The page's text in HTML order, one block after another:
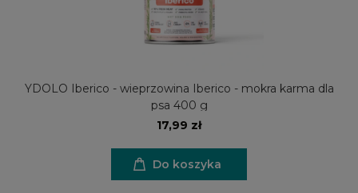
YDOLO Iberico - wieprzowina Iberico - mokra karma dla
psa 400 g
17,99 zł
Do koszyka